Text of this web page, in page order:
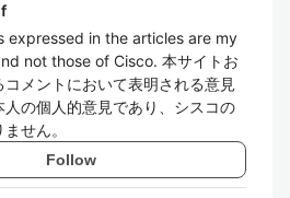
expressed in the articles are my
not those of Cisco. 本サイトお
コメントにおいて表明される意見
人の個人的意見であり、シスコの
せん。
Follow